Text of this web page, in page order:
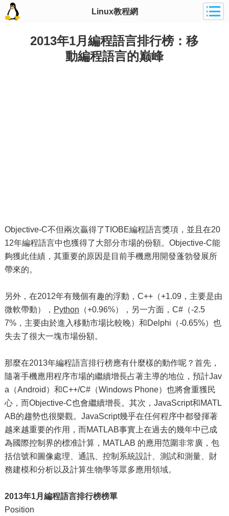
Linux教程網
2013年1月編程語言排行榜：移
動編程語言的巅峰
Objective-C不但兩次贏得了TIOBE編程語言獎項，並且在20
12年編程語言中也獲得了大部分市場的份額。Objective-C能
夠獲此佳績，其重要的原因是目前手機應用開發蓬勃發展所
帶來的。
另外，在2012年有幾個有趣的浮動，C++（+1.09，主要是由
微軟帶動）， Python （+0.96%），另一方面，C#（-2.5
7%，主要由於進入移動市場比較晚）和Delphi（-0.65%）也
失去了很大一塊市場份額。
那麼在2013年編程語言排行榜應有什麼樣的動作呢？首先，
隨著手機應用程序市場的繼續增長占著主導的地位，預計Jav
a（Android）和C++/C#（Windows Phone）也將會重獲民
心，而Objective-C也會繼續增長。其次，JavaScript和MATL
AB的趨勢也很樂觀。JavaScript幾乎在任何程序中都發揮著
越來越重要的作用，而MATLAB事實上在過去的幾年中已成
為國際控制界的標准計算，MATLAB 的應用范圍非常廣，包
括信號和圖像處理、通訊、控制系統設計、測試和測量、財
務建模和分析以及計算生物學等眾多應用領域。
2013年1月編程語言排行榜榜單
Position